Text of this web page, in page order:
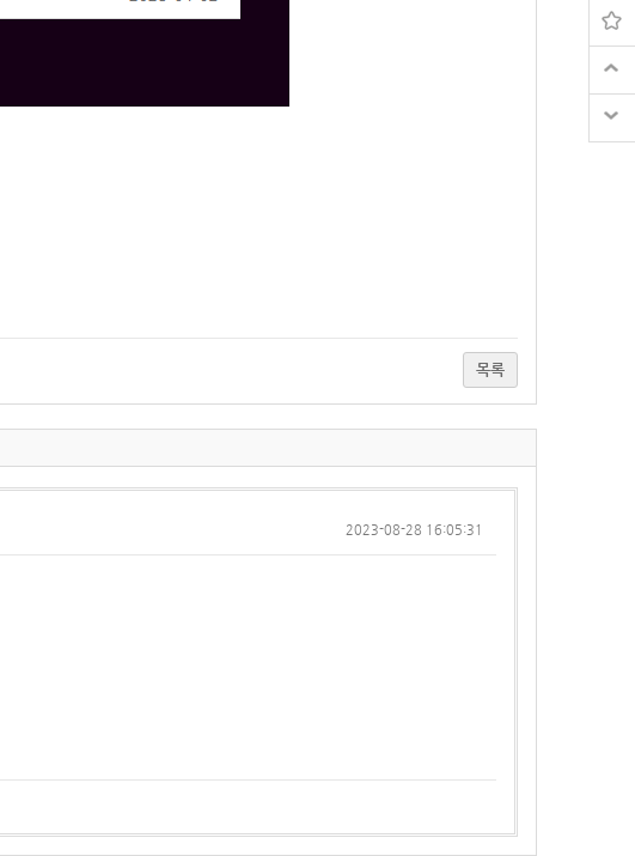
목록
2023-08-28 16:05:31